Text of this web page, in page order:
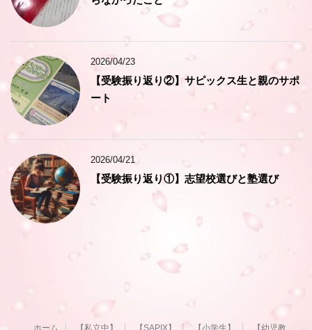
2026/04/23
【受験振り返り②】サピックス生と親のサポ
ート
2026/04/21
【受験振り返り①】志望校選びと塾選び
ホーム 【私立中】 【SAPIX】 【小学生】 【幼児教